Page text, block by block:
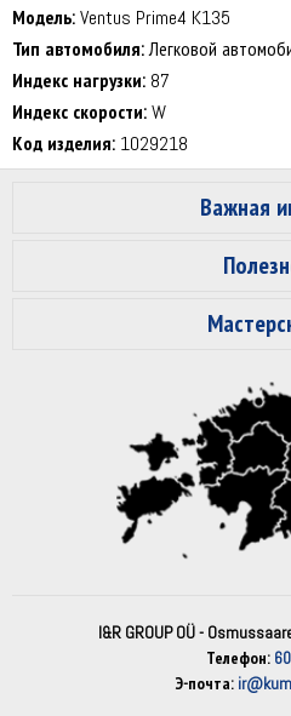
Модель:Ventus Prime4 K135
Тип автомобиля:Легковой
Индекс нагрузки: 87
Индекс скорости:W
Код изделия: 1029218
Важная
I&R GROUP OÜ -
Телефон:
Э-почта: